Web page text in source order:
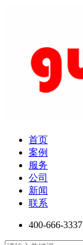
首页
案例
服务
公司
新闻
联系
400-666-3337